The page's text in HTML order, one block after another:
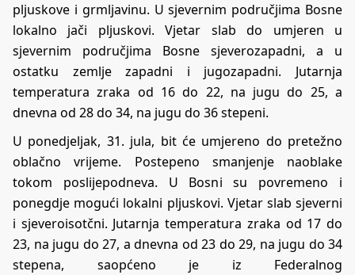
pljuskove i grmljavinu. U sjevernim područjima Bosne
lokalno jači pljuskovi. Vjetar slab do umjeren u
sjevernim područjima Bosne sjeverozapadni, a u
ostatku zemlje zapadni i jugozapadni. Jutarnja
temperatura zraka od 16 do 22, na jugu do 25, a
dnevna od 28 do 34, na jugu do 36 stepeni.
U ponedjeljak, 31. jula, bit će umjereno do pretežno
oblačno vrijeme. Postepeno smanjenje naoblake
tokom poslijepodneva. U Bosni su povremeno i
ponegdje mogući lokalni pljuskovi. Vjetar slab sjeverni
i sjeveroisotčni. Jutarnja temperatura zraka od 17 do
23, na jugu do 27, a dnevna od 23 do 29, na jugu do 34
stepena, saopćeno je iz Federalnog